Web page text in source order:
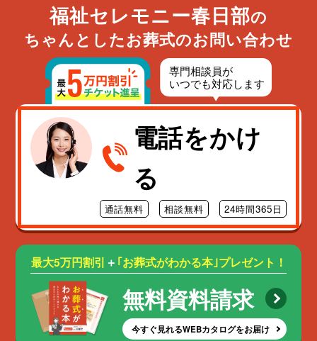
福祉セレモニー春日部の
ちゃんとしたお葬式のお問い合わせ
電話をかけ
る
通話無料 相談無料 24時間365日
最大5万円割引 ＋ ｢お葬式がわかる本｣プレゼント！
無料資料請求
今すぐ見れるWEBカタログをお届け